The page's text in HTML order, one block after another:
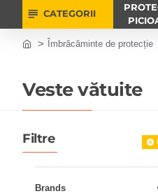
CATEGORII
Îmbrăcăminte de protecție
Veste vătuite
Filtre
Brands